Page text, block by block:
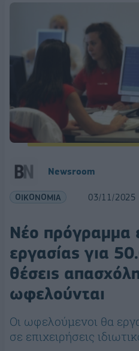
Newsroom
ΟΙΚΟΝΟΜΙΑ 03/11/2025
Νέο πρόγραμμα
εργασίας για
θέσεις
ωφελούνται
Oι ωφελούμενοι θα
σε επιχειρήσεις